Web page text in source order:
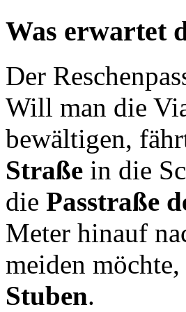
Was erwartet
Der
Will man die
bewältigen,
Straße in die
die Passtraße
Meter hinauf
meiden
Stuben.